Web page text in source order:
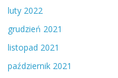
luty 2022
grudzień 2021
listopad 2021
październik 2021